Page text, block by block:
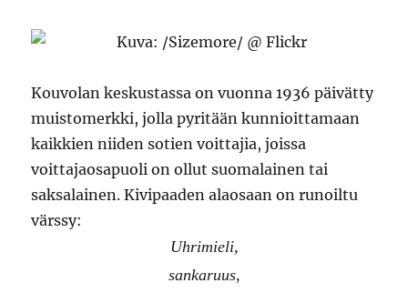
Kouvolan keskustassa on vuonna 1936 päivätty
muistomerkki, jolla pyritään kunnioittamaan
kaikkien niiden sotien voittajia, joissa
voittajaosapuoli on ollut suomalainen tai
saksalainen. Kivipaaden alaosaan on runoiltu
värssy:
Uhrimieli,
sankaruus,